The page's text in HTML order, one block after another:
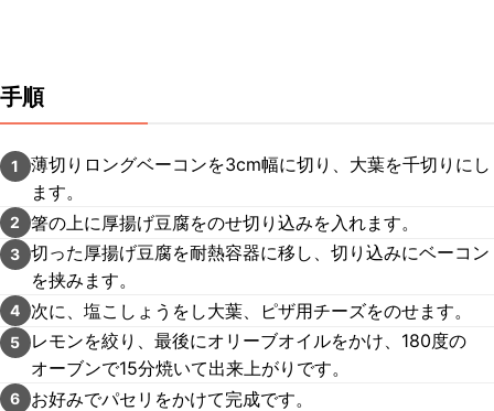
手順
1
薄切りロングベーコンを3cm幅に切り、大葉を千切りにし
ます。
2 箸の上に厚揚げ豆腐をのせ切り込みを入れます。
3 切った厚揚げ豆腐を耐熱容器に移し、切り込みにベーコン
を挟みます。
4 次に、塩こしょうをし大葉、ピザ用チーズをのせます。
5
レモンを絞り、最後にオリーブオイルをかけ、180度の
オーブンで15分焼いて出来上がりです。
6 お好みでパセリをかけて完成です。